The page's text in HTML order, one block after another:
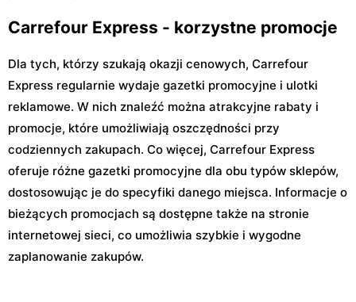
Carrefour Express - korzystne promocje
Dla tych, którzy szukają okazji cenowych, Carrefour
Express regularnie wydaje gazetki promocyjne i ulotki
reklamowe. W nich znaleźć można atrakcyjne rabaty i
promocje, które umożliwiają oszczędności przy
codziennych zakupach. Co więcej, Carrefour Express
oferuje różne gazetki promocyjne dla obu typów sklepów,
dostosowując je do specyfiki danego miejsca. Informacje o
bieżących promocjach są dostępne także na stronie
internetowej sieci, co umożliwia szybkie i wygodne
zaplanowanie zakupów.